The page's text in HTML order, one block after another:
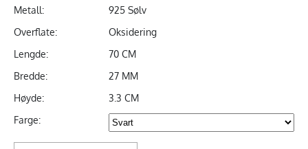
Metall:
925 Sølv
Overflate:
Oksidering
Lengde:
70 CM
Bredde:
27 MM
Høyde:
3.3 CM
Farge: